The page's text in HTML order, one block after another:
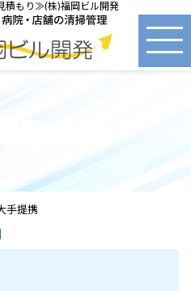
積もり≫(株)福岡ビル開発
長ブログ
手提携